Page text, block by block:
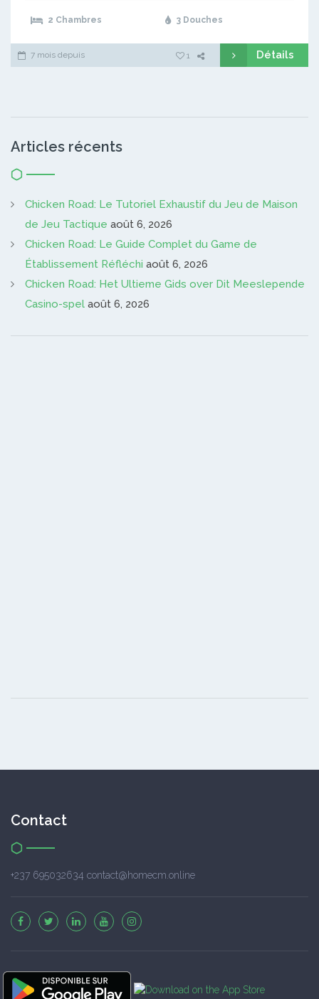
2 Chambres 3 Douches
7 mois depuis 1 Détails
Articles récents
Chicken Road: Le Tutoriel Exhaustif du Jeu de Maison
de Jeu Tactique août 6, 2026
Chicken Road: Le Guide Complet du Game de
Établissement Réfléchi août 6, 2026
Chicken Road: Het Ultieme Gids over Dit Meeslepende
Casino-spel août 6, 2026
Contact
+237 695032634 contact@homecm.online